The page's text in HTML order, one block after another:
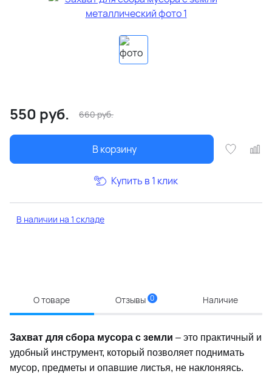
550 руб. 660руб.
В корзину
Купить в 1 клик
В наличии на 1 складе
О товаре Отзывы 0 Наличие
Захват для сбора мусора с земли – это практичный и
удобный инструмент, который позволяет поднимать
мусор, предметы и опавшие листья, не наклоняясь.